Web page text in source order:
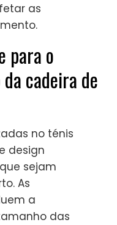
as
para o
cadeira de
no ténis
design
sejam
As
a
das